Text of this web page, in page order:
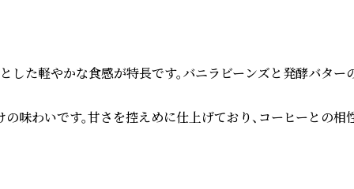
た軽やかな食感が特長です。バニラビーンズと発酵バタ
味わいです。甘さを控えめに仕上げており、コーヒーとの相